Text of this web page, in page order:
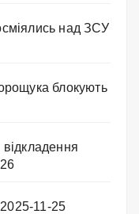
над ЗСУ
блокують
2025-11-25